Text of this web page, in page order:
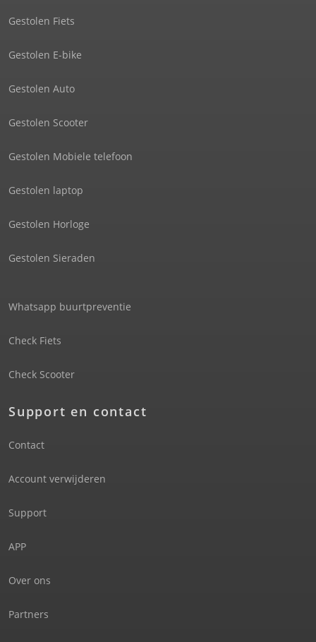
Gestolen Fiets
Gestolen E-bike
Gestolen Auto
Gestolen Scooter
Gestolen Mobiele telefoon
Gestolen laptop
Gestolen Horloge
Gestolen Sieraden
Whatsapp buurtpreventie
Check Fiets
Check Scooter
Support en contact
Contact
Account verwijderen
Support
APP
Over ons
Partners